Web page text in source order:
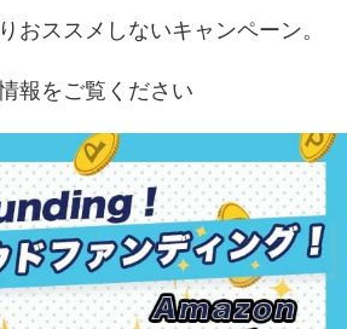
おススメしないキャンペーン。
報をご覧ください